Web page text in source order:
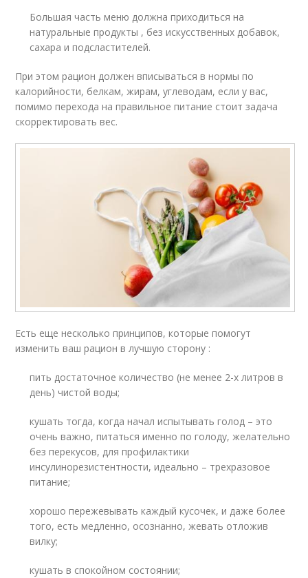
Большая часть меню должна приходиться на
натуральные продукты , без искусственных добавок,
сахара и подсластителей.
При этом рацион должен вписываться в нормы по
калорийности, белкам, жирам, углеводам, если у вас,
помимо перехода на правильное питание стоит задача
скорректировать вес.
Есть еще несколько принципов, которые помогут
изменить ваш рацион в лучшую сторону :
пить достаточное количество (не менее 2-х литров в
день) чистой воды;
кушать тогда, когда начал испытывать голод – это
очень важно, питаться именно по голоду, желательно
без перекусов, для профилактики
инсулинорезистентности, идеально – трехразовое
питание;
хорошо пережевывать каждый кусочек, и даже более
того, есть медленно, осознанно, жевать отложив
вилку;
кушать в спокойном состоянии;